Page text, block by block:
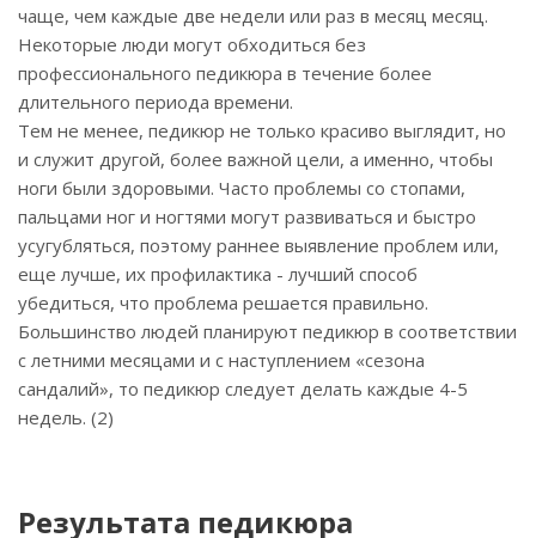
чаще, чем каждые две недели или раз в месяц месяц.
Некоторые люди могут обходиться без
профессионального педикюра в течение более
длительного периода времени.
Тем не менее, педикюр не только красиво выглядит, но
и служит другой, более важной цели, а именно, чтобы
ноги были здоровыми. Часто проблемы со стопами,
пальцами ног и ногтями могут развиваться и быстро
усугубляться, поэтому раннее выявление проблем или,
еще лучше, их профилактика - лучший способ
убедиться, что проблема решается правильно.
Большинство людей планируют педикюр в соответствии
с летними месяцами и с наступлением «сезона
сандалий», то педикюр следует делать каждые 4-5
недель. (2)
Результата педикюра